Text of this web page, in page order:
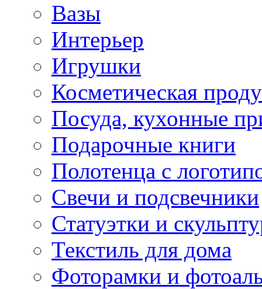
Вазы
Интерьер
Игрушки
Косметическая
Посуда, кухонные
Подарочные книги
Полотенца с
Свечи и подсвечники
Статуэтки и
Текстиль для дома
Фоторамки и